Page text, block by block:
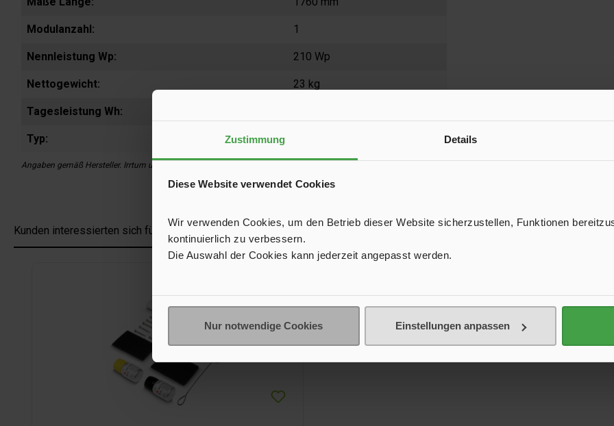
Zustimmung Details
Diese Website verwendet Cookies
Wir verwenden Cookies, um den Betrieb dieser Website sicherzustellen, Funktionen
kontinuierlich zu verbessern.
Die Auswahl der Cookies kann jederzeit angepasst werden.
Nur notwendige Cookies Einstellungen anpassen
Modulanzahl: 1
Nennleistung Wp: 210 Wp
Nettogewicht: 23 kg
Tagesleistung Wh:
Typ:
Angaben gemäß Hersteller. Irrtum und Änderung vorbehalten.
Kunden interessierten sich für